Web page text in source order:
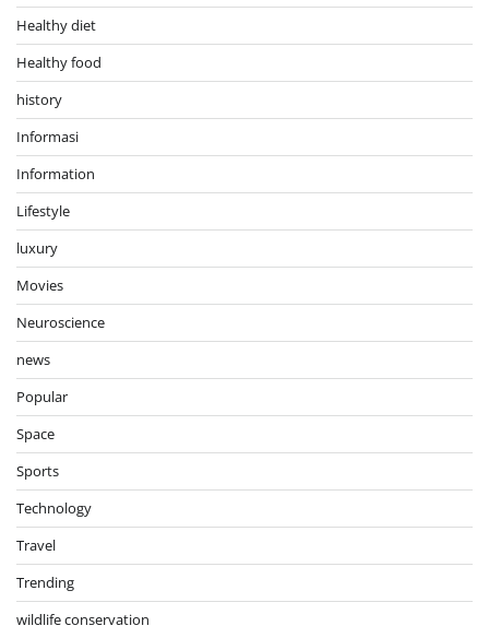
Healthy diet
Healthy food
history
Informasi
Information
Lifestyle
luxury
Movies
Neuroscience
news
Popular
Space
Sports
Technology
Travel
Trending
wildlife conservation